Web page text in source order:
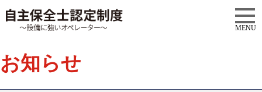
MENU
お知らせ